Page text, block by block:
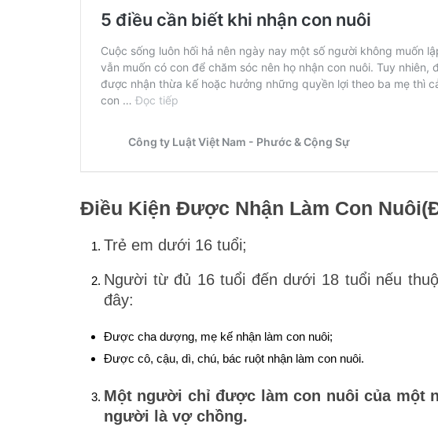
Điều Kiện Được Nhận Làm Con
Trẻ em dưới 16 tuổi;
Người từ đủ 16 tuổi đến dưới 18 tuổi nếu
đây:
Được cha dượng, mẹ kế nhận làm con nuôi;
Được cô, cậu, dì, chú, bác ruột nhận làm con nuôi.
Một người chỉ được làm con nuôi của một
người là vợ chồng.